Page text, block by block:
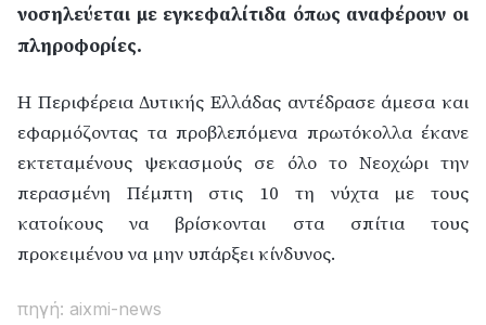
νοσηλεύεται με εγκεφαλίτιδα όπως αναφέρουν οι
πληροφορίες.
Η Περιφέρεια Δυτικής Ελλάδας αντέδρασε άμεσα και
εφαρμόζοντας τα προβλεπόμενα πρωτόκολλα έκανε
εκτεταμένους ψεκασμούς σε όλο το Νεοχώρι την
περασμένη Πέμπτη στις 10 τη νύχτα με τους
κατοίκους να βρίσκονται στα σπίτια τους
προκειμένου να μην υπάρξει κίνδυνος.
πηγή: aixmi-news